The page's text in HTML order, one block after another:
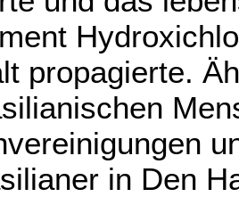
propagierte.
in Den